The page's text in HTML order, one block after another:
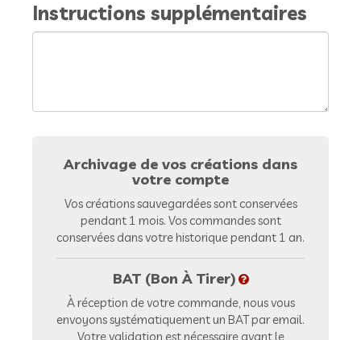
Instructions supplémentaires
Archivage de vos créations dans
votre compte
Vos créations sauvegardées sont conservées
pendant 1 mois. Vos commandes sont
conservées dans votre historique pendant 1 an.
BAT (Bon À Tirer)
À réception de votre commande, nous vous
envoyons systématiquement un BAT par email.
Votre validation est nécessaire avant le